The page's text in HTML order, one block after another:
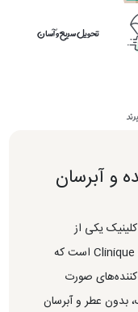
تحویل سریع و آسان
و آبرسان
یکی از
Clinique است که
صورت
بدون عطر و آبرسان